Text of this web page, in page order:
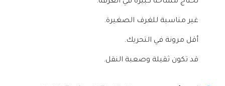
غير مناسبة للغرف الصغيرة.
أقل مرونة في التحريك.
قد تكون ثقيلة وصعبة النقل.